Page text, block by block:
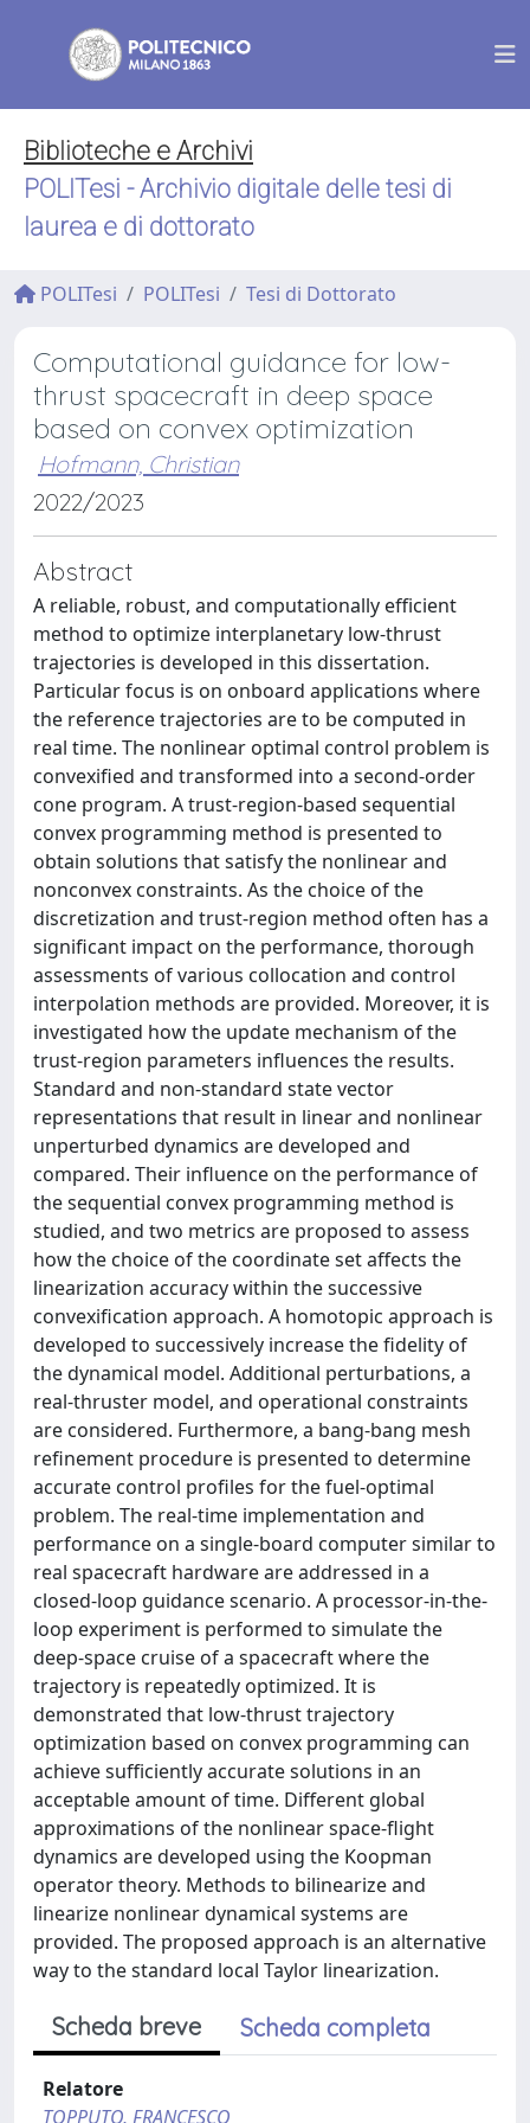
Biblioteche e Archivi
POLITesi - Archivio digitale delle tesi di
laurea e di dottorato
POLITesi POLITesi Tesi di Dottorato
Computational guidance for low-
thrust spacecraft in deep space
based on convex optimization
Hofmann, Christian
2022/2023
Abstract
A reliable, robust, and computationally efficient
method to optimize interplanetary low-thrust
trajectories is developed in this dissertation.
Particular focus is on onboard applications where
the reference trajectories are to be computed in
real time. The nonlinear optimal control problem is
convexified and transformed into a second-order
cone program. A trust-region-based sequential
convex programming method is presented to
obtain solutions that satisfy the nonlinear and
nonconvex constraints. As the choice of the
discretization and trust-region method often has a
significant impact on the performance, thorough
assessments of various collocation and control
interpolation methods are provided. Moreover, it is
investigated how the update mechanism of the
trust-region parameters influences the results.
Standard and non-standard state vector
representations that result in linear and nonlinear
unperturbed dynamics are developed and
compared. Their influence on the performance of
the sequential convex programming method is
studied, and two metrics are proposed to assess
how the choice of the coordinate set affects the
linearization accuracy within the successive
convexification approach. A homotopic approach is
developed to successively increase the fidelity of
the dynamical model. Additional perturbations, a
real-thruster model, and operational constraints
are considered. Furthermore, a bang-bang mesh
refinement procedure is presented to determine
accurate control profiles for the fuel-optimal
problem. The real-time implementation and
performance on a single-board computer similar to
real spacecraft hardware are addressed in a
closed-loop guidance scenario. A processor-in-the-
loop experiment is performed to simulate the
deep-space cruise of a spacecraft where the
trajectory is repeatedly optimized. It is
demonstrated that low-thrust trajectory
optimization based on convex programming can
achieve sufficiently accurate solutions in an
acceptable amount of time. Different global
approximations of the nonlinear space-flight
dynamics are developed using the Koopman
operator theory. Methods to bilinearize and
linearize nonlinear dynamical systems are
provided. The proposed approach is an alternative
way to the standard local Taylor linearization.
Scheda breve Scheda completa
Relatore
TOPPUTO, FRANCESCO